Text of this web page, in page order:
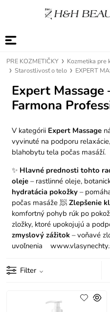
PRE KOZMETIČKY Kozmetika pre
Starostlivosť o telo
EXPERT
Expert Massage
Farmona
V kategórii Expert Massage
vyvinuté na podporu
blahobytu tela počas masáží.
✨ Hlavné prednosti tohto
oleje– rastlinné oleje,
hydratácia pokožky–
počas masáže 🧖 Zlepšenie
komfortný pohyb rúk po
zložky, ktoré upokojujú a
zmyslový zážitok– voňavé
uvoľnenia
Filter